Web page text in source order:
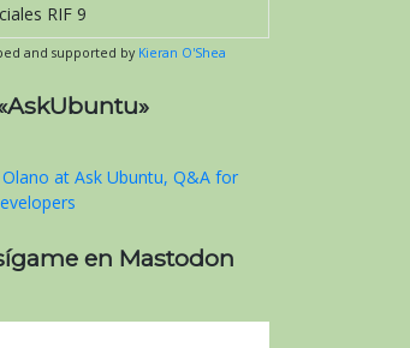
RIF 9
and supported by Kieran O'Shea
en Mastodon